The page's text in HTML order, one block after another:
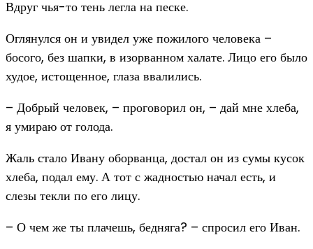
Вдруг чья-то тень легла на песке.
Оглянулся он и увидел уже пожилого человека –
босого, без шапки, в изорванном халате. Лицо его было
худое, истощенное, глаза ввалились.
– Добрый человек, – проговорил он, – дай мне хлеба,
я умираю от голода.
Жаль стало Ивану оборванца, достал он из сумы кусок
хлеба, подал ему. А тот с жадностью начал есть, и
слезы текли по его лицу.
– О чем же ты плачешь, бедняга? – спросил его Иван.